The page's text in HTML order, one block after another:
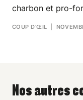
charbon et pro-
COUP D’ŒIL |
Nos autres